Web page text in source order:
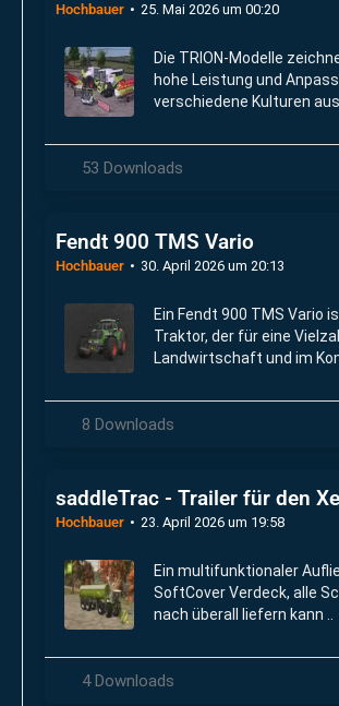
Hochbauer 25. Mai 2026 um 00:20
Die TRION-Modelle
hohe Leistung und
verschiedene Kulturen
modernster Technik.
53 Downloads
Fendt 900 TMS Vario
Hochbauer 30. April 2026 um 20:13
Ein Fendt 900 TMS Vario
Traktor, der für eine
Landwirtschaft und im
8 Downloads
saddleTrac - Trailer für den
Hochbauer 23. April 2026 um 19:58
Ein multifunktionaler
SoftCover Verdeck, alle
nach überall liefern kann ..
4 Downloads